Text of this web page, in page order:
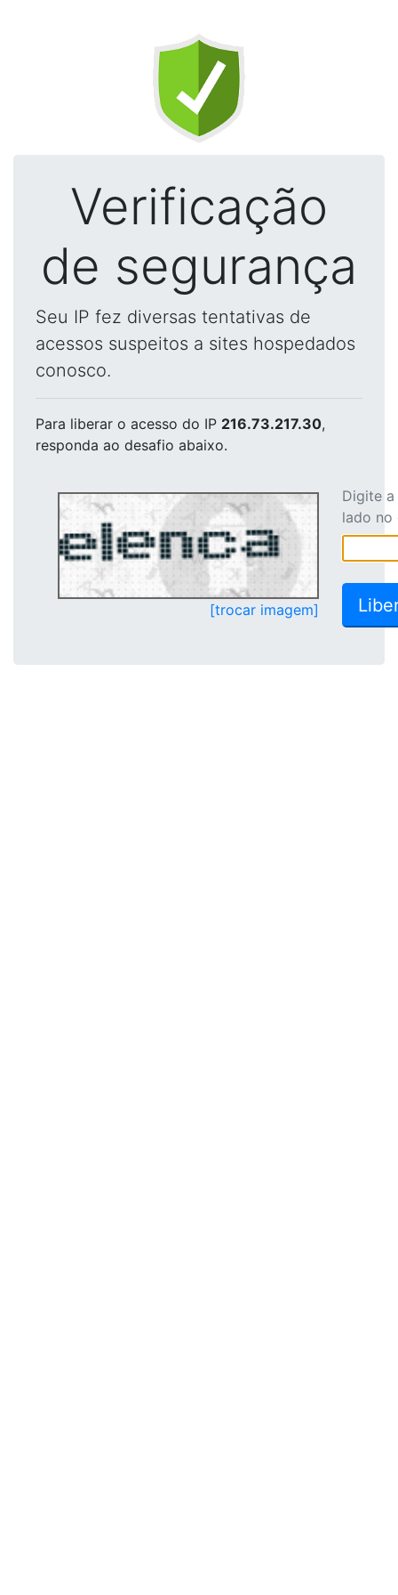
Verificação
de segurança
Seu IP fez diversas tentativas de
acessos suspeitos a sites hospedados
conosco.
Para liberar o acesso do IP 216.73.217.30,
responda ao desafio abaixo.
[trocar imagem]
Digite
lado no